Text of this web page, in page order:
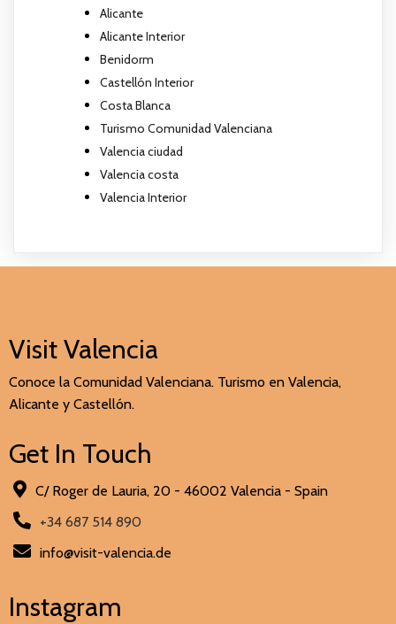
Alicante
Alicante Interior
Benidorm
Castellón Interior
Costa Blanca
Turismo Comunidad Valenciana
Valencia ciudad
Valencia costa
Valencia Interior
Visit Valencia
Conoce la Comunidad Valenciana. Turismo en Valencia,
Alicante y Castellón.
Get In Touch
C/ Roger de Lauria, 20 - 46002 Valencia - Spain
+34 687 514 890
info@visit-valencia.de
Instagram